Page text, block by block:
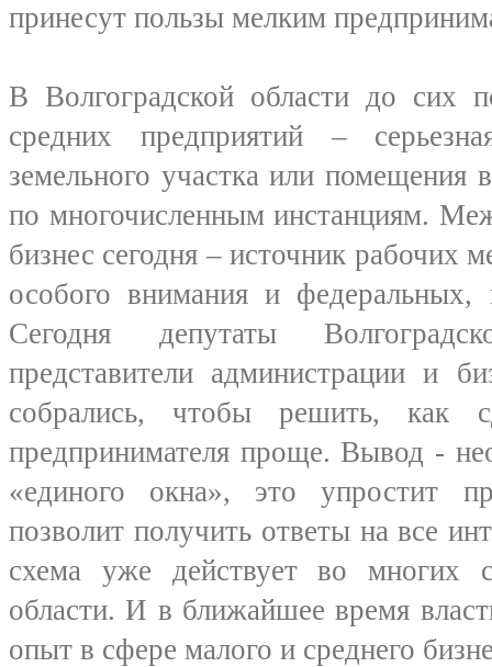
принесут пользы мелким
В Волгоградской области до сих
средних предприятий –
земельного участка или помещения
по многочисленным инстанциям.
бизнес сегодня – источник рабочих
особого внимания и федеральных,
Сегодня депутаты
представители администрации и
собрались, чтобы решить, как
предпринимателя проще. Вывод -
«единого окна», это упростит
позволит получить ответы на все
схема уже действует во многих
области. И в ближайшее время
опыт в сфере малого и среднего